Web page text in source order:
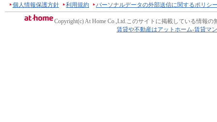
個人情報保護方針 利用規約 パーソナルデータの外部送信に関するポリシ
Copyright(c) At Home Co.,Ltd.このサイトに掲載している情報の
賃貸や不動産はアットホーム-賃貸マ